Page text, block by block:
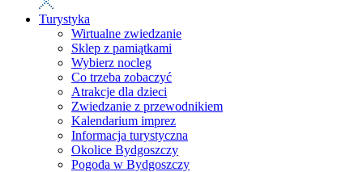
Turystyka
Wirtualne zwiedzanie
Sklep z pamiątkami
Wybierz nocleg
Co trzeba zobaczyć
Atrakcje dla dzieci
Zwiedzanie z przewodnikiem
Kalendarium imprez
Informacja turystyczna
Okolice Bydgoszczy
Pogoda w Bydgoszczy